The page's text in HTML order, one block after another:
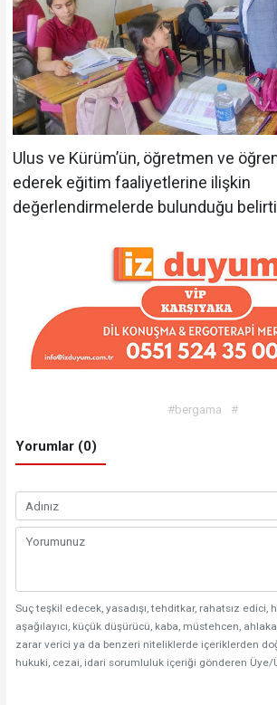
Ulus ve Kürüm’ün, öğretmen ve
ederek eğitim faaliyetlerine ilişkin
değerlendirmelerde bulunduğu
#bergama #
Yorumlar (0)
Suç teşkil edecek, yasadışı, tehditkar, rahatsız edici,
aşağılayıcı, küçük düşürücü, kaba, müstehcen,
zarar verici ya da benzeri niteliklerde içeriklerden
hukuki, cezai, idari sorumluluk içeriği gönderen Üye/